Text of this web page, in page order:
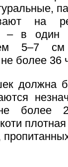
на
– в один
5–7
более 36
должна
более 2